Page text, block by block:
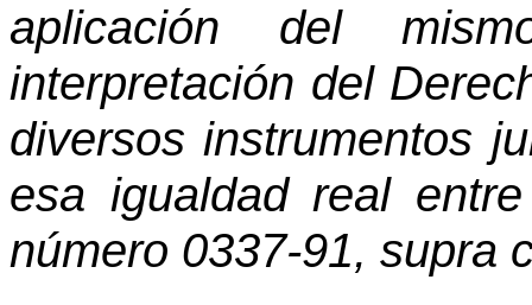
aplicación del
interpretación del
diversos instrumentos
esa igualdad real
número 0337-91, supra